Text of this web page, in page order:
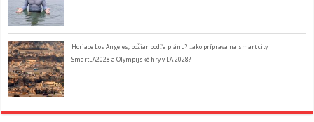
Horiace Los Angeles, požiar podľa plánu? ..ako príprava na smart city
SmartLA2028 a Olympijské hry v LA 2028?